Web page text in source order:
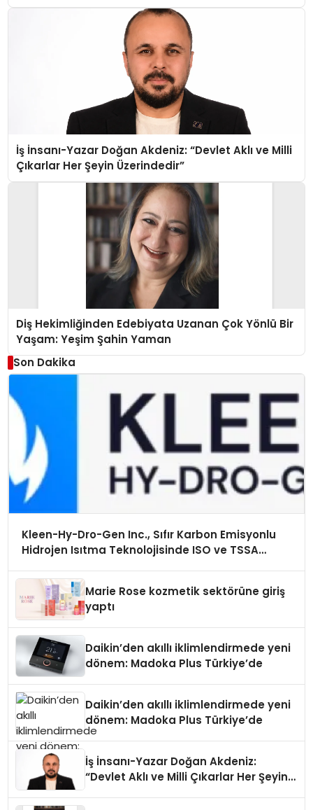
İş İnsanı-Yazar Doğan Akdeniz: “Devlet Aklı ve Milli
Çıkarlar Her Şeyin Üzerindedir”
Diş Hekimliğinden Edebiyata Uzanan Çok Yönlü Bir
Yaşam: Yeşim Şahin Yaman
Son Dakika
Kleen-Hy-Dro-Gen Inc., Sıfır Karbon Emisyonlu
Hidrojen Isıtma Teknolojisinde ISO ve TSSA
Marie Rose kozmetik sektörüne giriş
yaptı
Daikin’den akıllı iklimlendirmede yeni
dönem: Madoka Plus Türkiye’de
Daikin’den akıllı iklimlendirmede yeni
dönem: Madoka Plus Türkiye’de
İş İnsanı-Yazar Doğan Akdeniz:
“Devlet Aklı ve Milli Çıkarlar Her Şeyin